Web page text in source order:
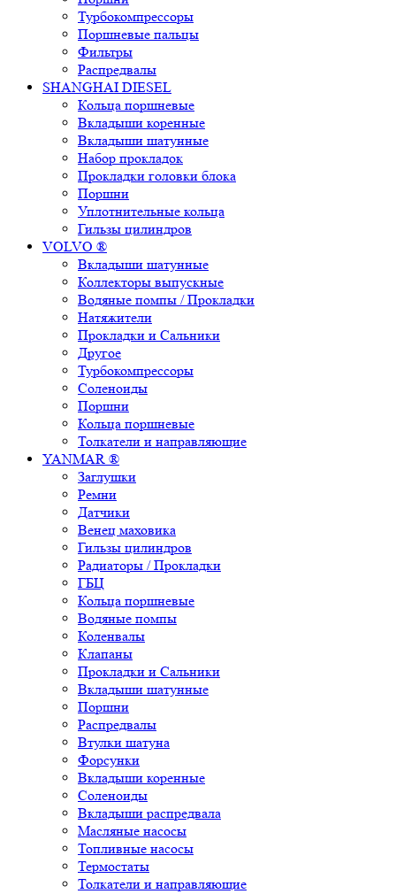
Турбокомпрессоры
Поршневые пальцы
Фильтры
Распредвалы
SHANGHAI DIESEL
Кольца поршневые
Вкладыши коренные
Вкладыши шатунные
Набор прокладок
Прокладки головки блока
Поршни
Уплотнительные кольца
Гильзы цилиндров
VOLVO ®
Вкладыши шатунные
Коллекторы выпускные
Водяные помпы / Прокладки
Натяжители
Прокладки и Сальники
Другое
Турбокомпрессоры
Соленоиды
Поршни
Кольца поршневые
Толкатели и направляющие
YANMAR ®
Заглушки
Ремни
Датчики
Венец маховика
Гильзы цилиндров
Радиаторы / Прокладки
ГБЦ
Кольца поршневые
Водяные помпы
Коленвалы
Клапаны
Прокладки и Сальники
Вкладыши шатунные
Поршни
Распредвалы
Втулки шатуна
Форсунки
Вкладыши коренные
Соленоиды
Вкладыши распредвала
Масляные насосы
Топливные насосы
Термостаты
Толкатели и направляющие